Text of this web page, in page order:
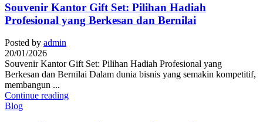
Souvenir Kantor Gift Set: Pilihan Hadiah
Profesional yang Berkesan dan Bernilai
Posted by admin
20/01/2026
Souvenir Kantor Gift Set: Pilihan Hadiah Profesional yang
Berkesan dan Bernilai Dalam dunia bisnis yang semakin kompetitif,
membangun ...
Continue reading
Blog